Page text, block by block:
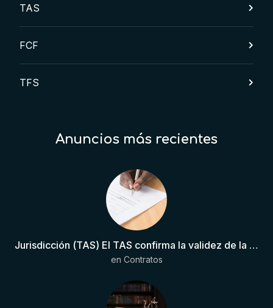
TAS
FCF
TFS
Anuncios más recientes
Jurisdicción (TAS) El TAS confirma la validez de la cláusula de sumisión jurisdiccional en el contrato del futbolista.
en Contratos